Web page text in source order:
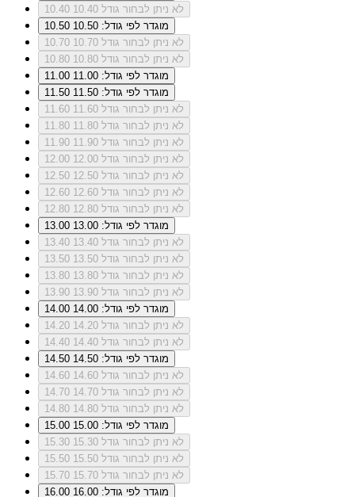
10.40
לא ניתן לבחור גודל 10.40
10.50
מוגדר לפי גודל: 10.50
10.70
לא ניתן לבחור גודל 10.70
10.80
לא ניתן לבחור גודל 10.80
11.00
מוגדר לפי גודל: 11.00
11.50
מוגדר לפי גודל: 11.50
11.60
לא ניתן לבחור גודל 11.60
11.80
לא ניתן לבחור גודל 11.80
11.90
לא ניתן לבחור גודל 11.90
12.00
לא ניתן לבחור גודל 12.00
12.50
לא ניתן לבחור גודל 12.50
12.60
לא ניתן לבחור גודל 12.60
12.80
לא ניתן לבחור גודל 12.80
13.00
מוגדר לפי גודל: 13.00
13.40
לא ניתן לבחור גודל 13.40
13.50
לא ניתן לבחור גודל 13.50
13.80
לא ניתן לבחור גודל 13.80
13.90
לא ניתן לבחור גודל 13.90
14.00
מוגדר לפי גודל: 14.00
14.20
לא ניתן לבחור גודל 14.20
14.40
לא ניתן לבחור גודל 14.40
14.50
מוגדר לפי גודל: 14.50
14.60
לא ניתן לבחור גודל 14.60
14.70
לא ניתן לבחור גודל 14.70
14.80
לא ניתן לבחור גודל 14.80
15.00
מוגדר לפי גודל: 15.00
15.30
לא ניתן לבחור גודל 15.30
15.50
לא ניתן לבחור גודל 15.50
15.70
לא ניתן לבחור גודל 15.70
16.00
מוגדר לפי גודל: 16.00